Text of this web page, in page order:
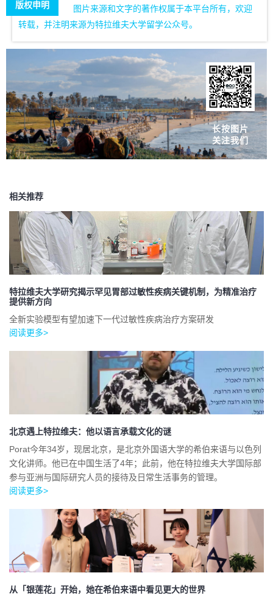
版权申明
图片来源和文字的著作权属于本平台所有，欢迎
转载，并注明来源为特拉维夫大学留学公众号。
长按图片
关注我们
相关推荐
特拉维夫大学研究揭示罕见胃部过敏性疾病关键机制，为精准治疗
提供新方向
全新实验模型有望加速下一代过敏性疾病治疗方案研发
阅读更多>
北京遇上特拉维夫：他以语言承载文化的谜
Porat今年34岁，现居北京，是北京外国语大学的希伯来语与以色列
文化讲师。他已在中国生活了4年；此前，他在特拉维夫大学国际部
参与亚洲与国际研究人员的接待及日常生活事务的管理。
阅读更多>
从「银莲花」开始，她在希伯来语中看见更大的世界